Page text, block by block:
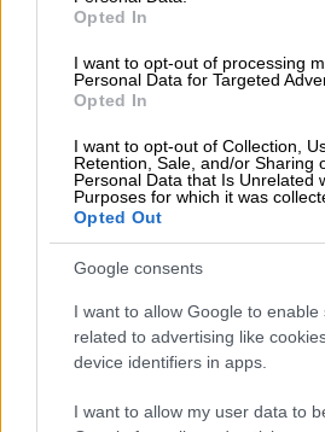
Opted In
I want to opt-out of processing
Personal Data for Targeted
Opted In
I want to opt-out of Collection,
Retention, Sale, and/or Sharing
Personal Data that Is Unrelated
Purposes for which it was
Opted Out
Google consents
I want to allow Google to enable
related to advertising like
device identifiers in apps.
I want to allow my user data to
σημερινές ψηφοφορίες
απόψεως. Δεν υφίσταται
εμπιστοσύνης που
εθνικής ενότητας η οποία
κυβέρνηση από την πρώτη
δημιουργίας της δεν
Τις ημέρες αυτές από
καταβλήθηκε η μέγιστη
συνεχιστεί η κοινή πορεία,
ικανοποιήσω τα αιτήματα
πολιτικές δυνάμεις.